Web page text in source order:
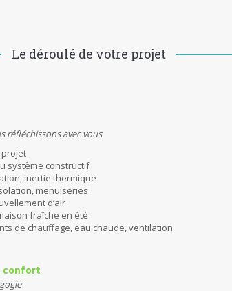
Le déroulé de votre projet
réfléchissons avec vous
projet
système constructif
inertie thermique
menuiseries
d’air
fraîche en été
de chauffage, eau chaude, ventilation
confort